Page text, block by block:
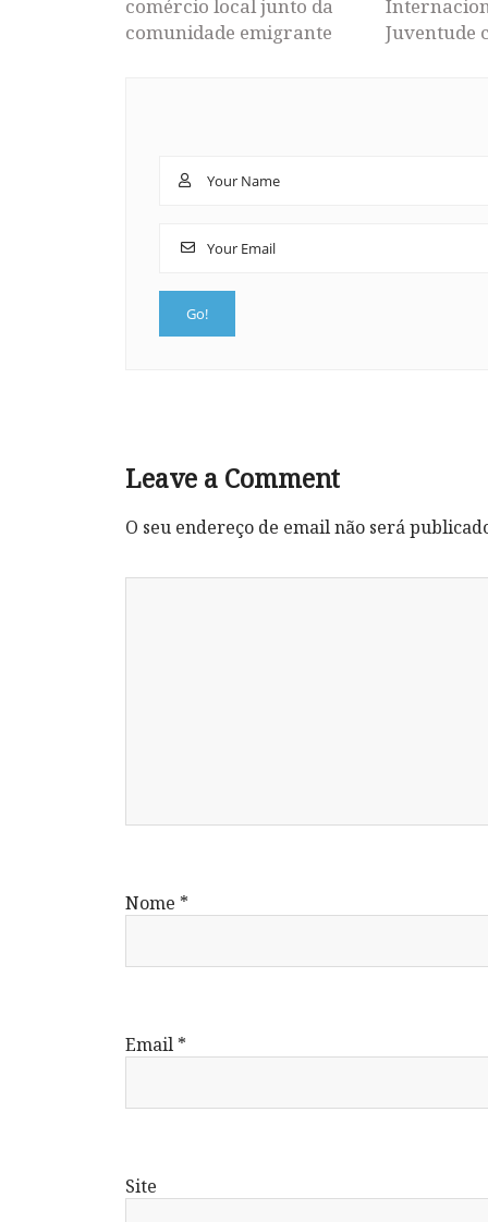
comércio local junto da
comunidade emigrante
Juventude
Leave a Comment
O seu endereço de email não será
Nome *
Email *
Site